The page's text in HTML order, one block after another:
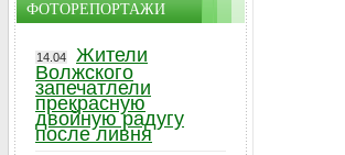
ФОТОРЕПОРТАЖИ
14.04
Жители
Волжского
запечатлели
прекрасную
двойную радугу
после ливня